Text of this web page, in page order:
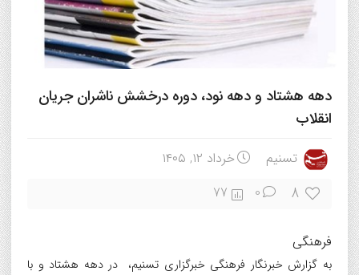
دهه هشتاد و دهه نود، دوره درخشش ناشران جریان
انقلاب
تسنیم خرداد ۱۲, ۱۴۰۵
8
0
77
فرهنگی
به گزارش خبرنگار فرهنگی خبرگزاری تسنیم، در دهه هشتاد و با